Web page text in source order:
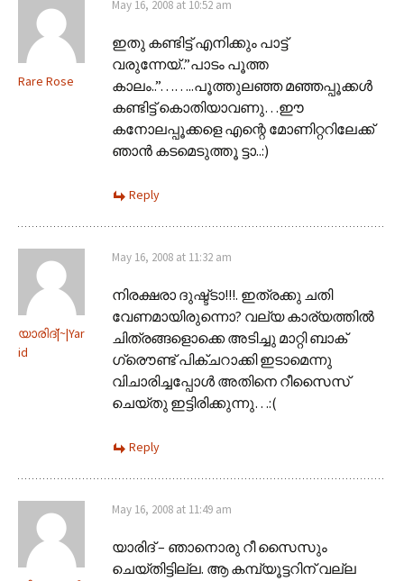
Rare Rose
May 16, 2008 at 10:52 am
ഇതു കണ്ടിട്ട് എനിക്കും പാട്ട്
വരുന്നേയ്..”പാടം പൂത്ത
കാലം..”……..പൂത്തുലഞ്ഞ മഞ്ഞപ്പൂക്കള്‍ ‍
കണ്ടിട്ട് കൊതിയാവണു…ഈ
കനോലപ്പൂക്കളെ എന്റെ മോണിറ്ററിലേക്ക്
ഞാന്‍ കടമെടുത്തൂ ട്ടാ..:)
Reply
യാരിദ്‌|~|Yar
id
May 16, 2008 at 11:32 am
നിരക്ഷരാ ദുഷ്ട്ടാ!!!. ഇത്രക്കു ചതി
വേണമായിരുന്നൊ? വല്യ കാര്യത്തില്‍
ചിത്രങ്ങളൊക്കെ അടിച്ചു മാറ്റി ബാക്
ഗ്രൌണ്ട് പിക്ചറാക്കി ഇടാമെന്നു
വിചാരിച്ചപ്പോള്‍ അതിനെ റീസൈസ്
ചെയ്തു ഇട്ടിരിക്കുന്നു…:(
Reply
May 16, 2008 at 11:49 am
യാരിദ് – ഞാനൊരു റീ സൈസും
ചെയ്തിട്ടില്ല. ആ കമ്പ്യൂട്ടറിന് വല്ല